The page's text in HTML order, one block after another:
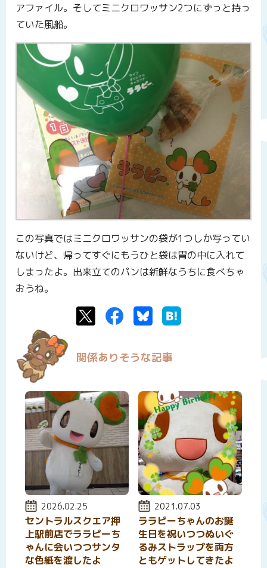
アファイル。そしてミニクロワッサン2つにずっと持っ
ていた風船。
この写真ではミニクロワッサンの袋が1つしか写ってい
ないけど、帰ってすぐにもうひと袋は胃の中に入れて
しまったよ。出来立てのパンは新鮮なうちに食べちゃ
おうね。
TwitterFacebookBluesky
関係ありそうな記事
投稿日:
2026.02.25
セントラルスクエア押
上駅前店でララピーち
ゃんに会いつつサンタ
な色紙を渡したよ
投稿日:
2021.07.03
ララピーちゃんのお誕
生日を祝いつつぬいぐ
るみストラップを両方
ともゲットしてきたよ